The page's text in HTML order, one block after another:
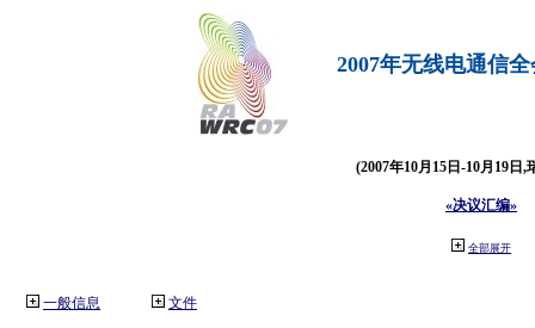
2007年无线电通信
(2007年10月15日-10月19日,
«决议汇编»
全部展开
一般信息 文件